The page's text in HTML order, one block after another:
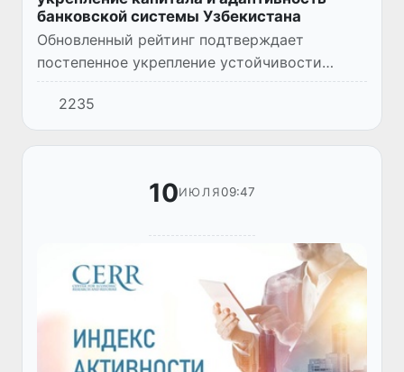
банковской системы Узбекистана
Обновленный рейтинг подтверждает
постепенное укрепление устойчивости
банковского сектора Узбекистана.
Крупнейшие игроки продолжают удерживать
лидирующие позиции, опираясь на охват...
2235
10ИЮЛЯ09:47